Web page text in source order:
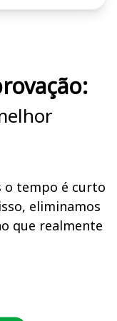
o tempo é curto
eliminamos
que realmente